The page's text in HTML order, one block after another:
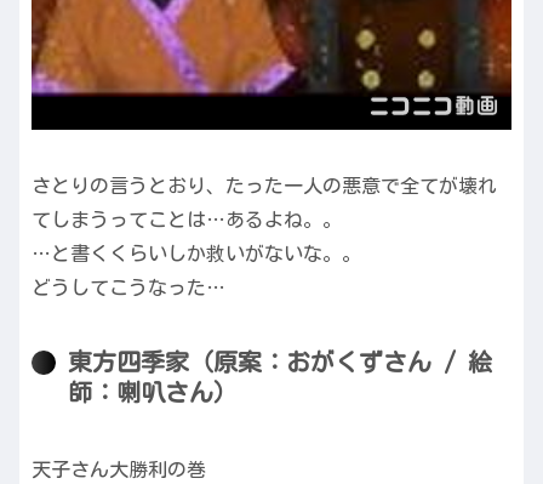
さとりの言うとおり、たった一人の悪意で全てが壊れ
てしまうってことは…あるよね。。
…と書くくらいしか救いがないな。。
どうしてこうなった…
東方四季家（原案：おがくずさん / 絵
師：喇叭さん）
天子さん大勝利の巻